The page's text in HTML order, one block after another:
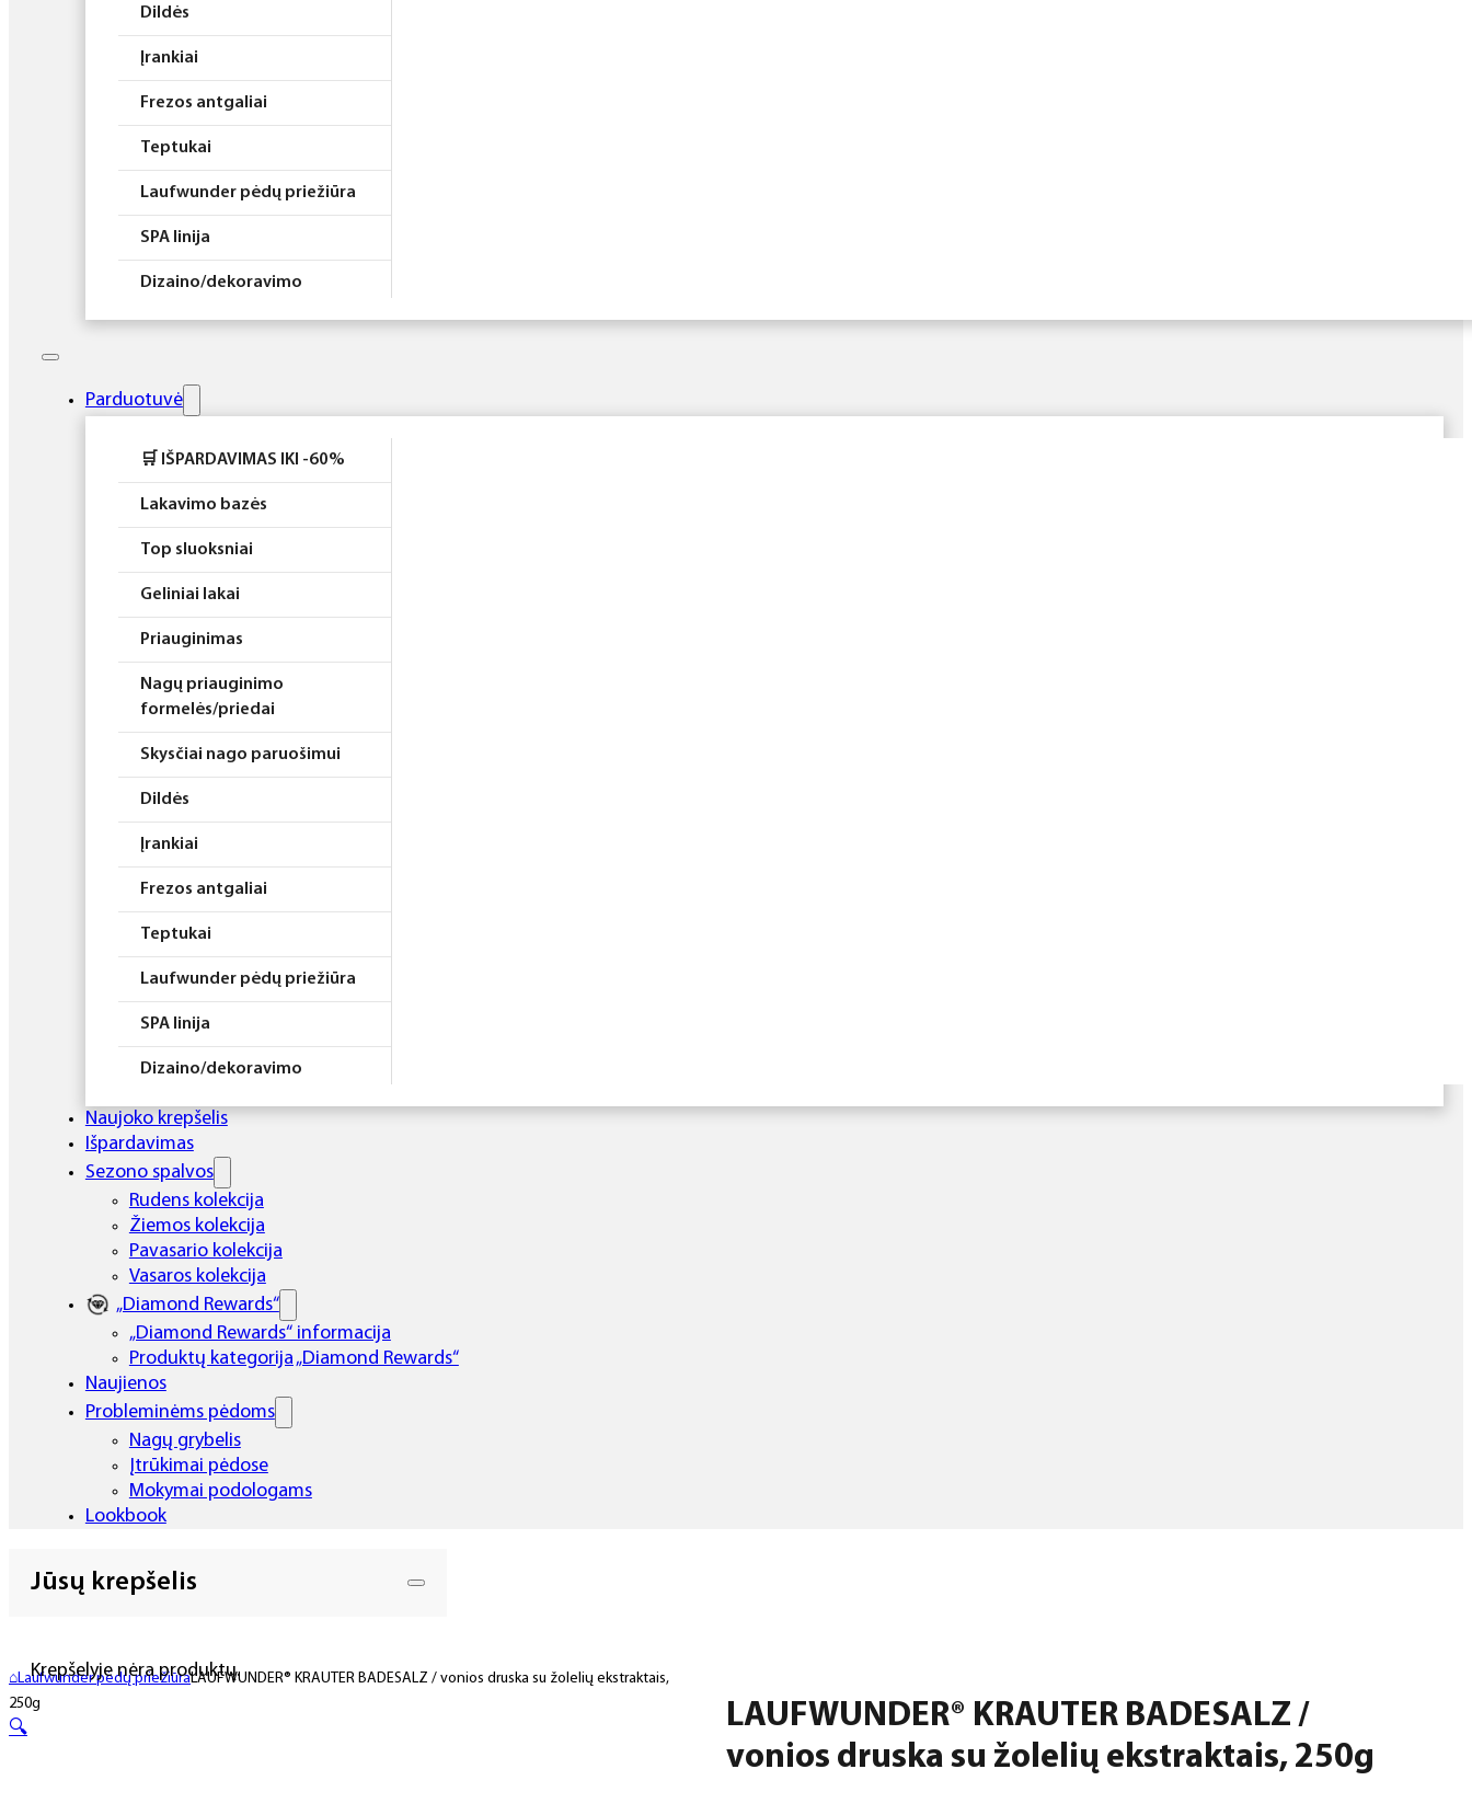
Dildės
Įrankiai
Frezos antgaliai
Teptukai
Laufwunder pėdų priežiūra
SPA linija
Dizaino/dekoravimo
Higiena
Rinkiniai
Parduotuvė
🛒 IŠPARDAVIMAS IKI -60%
Lakavimo bazės
Top sluoksniai
Geliniai lakai
Priauginimas
Nagų priauginimo
formelės/priedai
Skysčiai nago paruošimui
Dildės
Įrankiai
Frezos antgaliai
Teptukai
Laufwunder pėdų priežiūra
SPA linija
Dizaino/dekoravimo
Elektros prietaisai
Higiena
Atributika
Rinkiniai
Naujoko krepšelis
Išpardavimas
Sezono spalvos
Rudens kolekcija
Žiemos kolekcija
Pavasario kolekcija
Vasaros kolekcija
„Diamond Rewards“
„Diamond Rewards“ informacija
Produktų kategorija „Diamond Rewards“
Naujienos
Probleminėms pėdoms
Nagų grybelis
Įtrūkimai pėdose
Mokymai podologams
Lookbook
Jūsų krepšelis
Krepšelyje nėra produktų.
⌂Laufwunder pėdų priežiūraLAUFWUNDER® KRAUTER BADESALZ / vonios druska su žolelių ekstraktais,
250g
🔍
LAUFWUNDER® KRAUTER BADESALZ /
vonios druska su žolelių ekstraktais, 250g